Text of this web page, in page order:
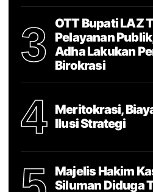
3
OTT Bupati LAZ
Pelayanan
Adha Lakukan
Birokrasi
4
Meritokrasi,
Ilusi Strategi
Majelis Hakim
Siluman Diduga